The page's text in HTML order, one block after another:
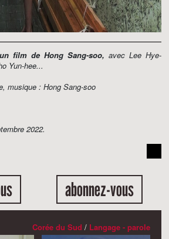
film de Hong Sang-soo, avec Lee Hye-
Yun-hee...
musique : Hong Sang-soo
2022.
abonnez-vous
Corée du Sud / Langage - parole